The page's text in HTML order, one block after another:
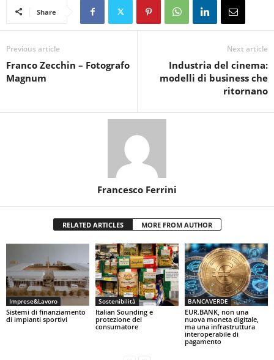
Share
Previous article
Franco Zecchin – Fotografo
Magnum
Next article
Industria del cinema:
modelli di business che
ritornano
Francesco Ferrini
RELATED ARTICLES MORE FROM AUTHOR
Imprese&Lavoro
Sistemi di finanziamento
di impianti sportivi
Sostenibilità
Italian Sounding e
protezione del
consumatore
BANCAVERDE
EUR.BANK, non una
nuova moneta digitale,
ma una infrastruttura
interoperabile di
pagamento